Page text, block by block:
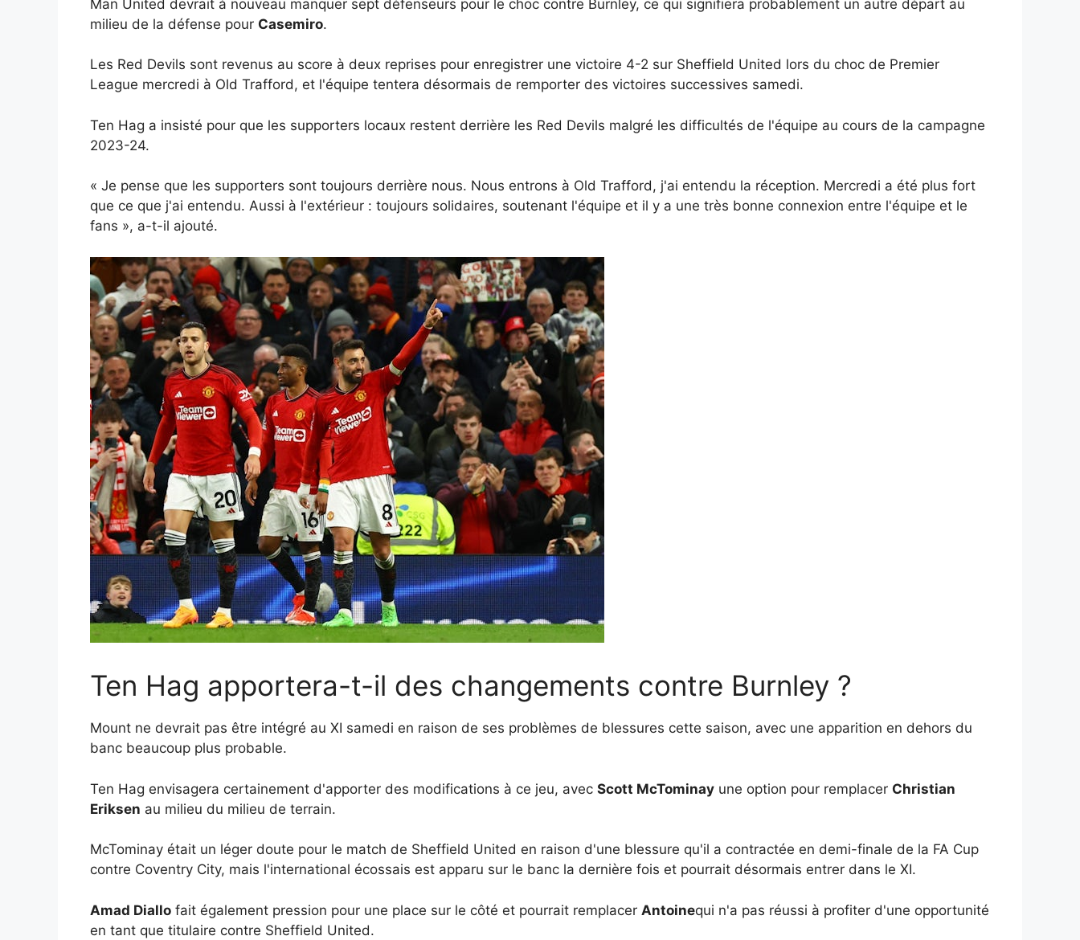
Man United devrait à nouveau manquer sept défenseurs pour le choc contre Burnley, ce qui signifiera probablement un autre départ au
milieu de la défense pour Casemiro.
Les Red Devils sont revenus au score à deux reprises pour enregistrer une victoire 4-2 sur Sheffield United lors du choc de Premier
League mercredi à Old Trafford, et l'équipe tentera désormais de remporter des victoires successives samedi.
Ten Hag a insisté pour que les supporters locaux restent derrière les Red Devils malgré les difficultés de l'équipe au cours de la campagne
2023-24.
« Je pense que les supporters sont toujours derrière nous. Nous entrons à Old Trafford, j'ai entendu la réception. Mercredi a été plus fort
que ce que j'ai entendu. Aussi à l'extérieur : toujours solidaires, soutenant l'équipe et il y a une très bonne connexion entre l'équipe et le
fans », a-t-il ajouté.
Ten Hag apportera-t-il des changements contre Burnley ?
Mount ne devrait pas être intégré au XI samedi en raison de ses problèmes de blessures cette saison, avec une apparition en dehors du
banc beaucoup plus probable.
Ten Hag envisagera certainement d'apporter des modifications à ce jeu, avec Scott McTominay une option pour remplacer Christian
Eriksen au milieu du milieu de terrain.
McTominay était un léger doute pour le match de Sheffield United en raison d'une blessure qu'il a contractée en demi-finale de la FA Cup
contre Coventry City, mais l'international écossais est apparu sur le banc la dernière fois et pourrait désormais entrer dans le XI.
Amad Diallo fait également pression pour une place sur le côté et pourrait remplacer Antoinequi n'a pas réussi à profiter d'une opportunité
en tant que titulaire contre Sheffield United.